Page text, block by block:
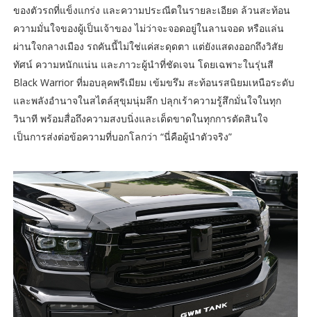
ของตัวรถที่แข็งแกร่ง และความประณีตในรายละเอียด ล้วนสะท้อน
ความมั่นใจของผู้เป็นเจ้าของ ไม่ว่าจะจอดอยู่ในลานจอด หรือแล่น
ผ่านใจกลางเมือง รถคันนี้ไม่ใช่แค่สะดุดตา แต่ยังแสดงออกถึงวิสัย
ทัศน์ ความหนักแน่น และภาวะผู้นำที่ชัดเจน โดยเฉพาะในรุ่นสี
Black Warrior ที่มอบลุคพรีเมียม เข้มขรึม สะท้อนรสนิยมเหนือระดับ
และพลังอำนาจในสไตล์สุขุมนุ่มลึก ปลุกเร้าความรู้สึกมั่นใจในทุก
วินาที พร้อมสื่อถึงความสงบนิ่งและเด็ดขาดในทุกการตัดสินใจ
เป็นการส่งต่อข้อความที่บอกโลกว่า “นี่คือผู้นำตัวจริง”